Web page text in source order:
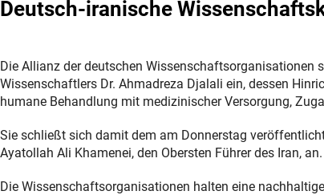
Deutsch-iranische
Die Allianz der deutschen Wissenschaftsorganisationen
Wissenschaftlers Dr. Ahmadreza Djalali ein, dessen
humane Behandlung mit medizinischer Versorgung,
Sie schließt sich damit dem am Donnerstag
Ayatollah Ali Khamenei, den Obersten Führer des Iran, an.
Die Wissenschaftsorganisationen halten eine